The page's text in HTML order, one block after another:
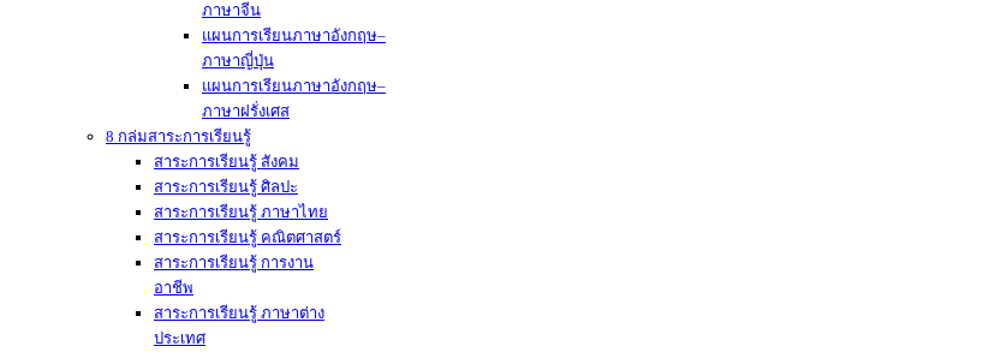
ภาษาจีน
แผนการเรียนภาษาอังกฤษ–
ภาษาญี่ปุ่น
แผนการเรียนภาษาอังกฤษ–
ภาษาฝรั่งเศส
8 กล่มสาระการเรียนรู้
สาระการเรียนรู้ สังคม
สาระการเรียนรู้ ศิลปะ
สาระการเรียนรู้ ภาษาไทย
สาระการเรียนรู้ คณิตศาสตร์
สาระการเรียนรู้ การงาน
อาชีพ
สาระการเรียนรู้ ภาษาต่าง
ประเทศ